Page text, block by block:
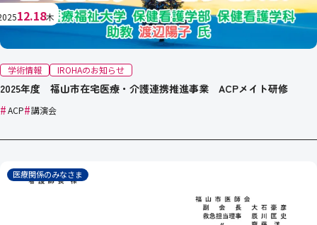
12.18木
学術情報 IROHAのお知らせ
2025年度 福山市在宅医療・介護連携推進事業 ACPメイト研修
#ACP#講演会
医療関係のみなさま